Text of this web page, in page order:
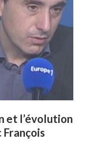
et l’évolution
François